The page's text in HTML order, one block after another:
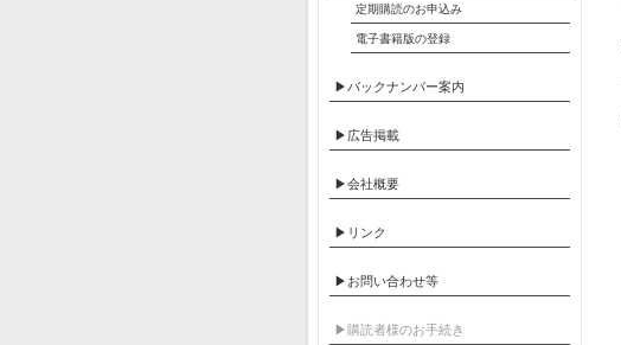
定期購読のお申込み
電子書籍版の登録
▶バックナンバー案内
▶広告掲載
▶会社概要
▶リンク
▶お問い合わせ等
▶︎購読者様のお手続き